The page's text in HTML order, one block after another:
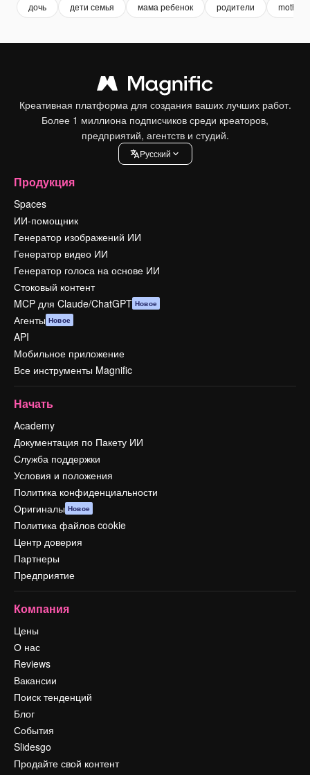
дочь дети семья мама ребенок родители mother
Креативная платформа для создания ваших лучших работ.
Более 1 миллиона подписчиков среди креаторов,
предприятий, агентств и студий.
Pусский
Продукция
Spaces
ИИ-помощник
Генератор изображений ИИ
Генератор видео ИИ
Генератор голоса на основе ИИ
Стоковый контент
MCP для Claude/ChatGPT Новое
Агенты Новое
API
Мобильное приложение
Все инструменты Magnific
Начать
Academy
Документация по Пакету ИИ
Служба поддержки
Условия и положения
Политика конфиденциальности
Оригиналы Новое
Политика файлов cookie
Центр доверия
Партнеры
Предприятие
Компания
Цены
О нас
Reviews
Вакансии
Поиск тенденций
Блог
События
Slidesgo
Продайте свой контент